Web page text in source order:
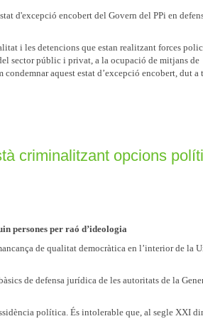
d'excepció encobert del Govern del PPi en
i les detencions que estan realitzant forces
sector públic i privat, a la ocupació de mitjans de
aquest estat d’excepció encobert, dut a
criminalitzant opcions
persones per raó d’ideologia
de qualitat democràtica en l’interior de la
de defensa jurídica de les autoritats de la
política. És intolerable que, al segle XXI